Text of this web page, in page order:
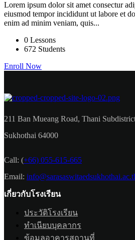
Lorem ipsum dolor sit amet consectur
eiusmod tempor incididunt ut labore et
enim ad minim veniam, quis...
0 Lessons
672 Students
Enroll Now
211 Ban Mueang Road, Thani
Sukhothai 64000
Call: (+66) 055-615-665
Email:
เกี่ยวกับโรงเรียน
ประวัติโรงเรียน
ทำเนียบบุคลากร
ข้อมูลอาคารสถานที่